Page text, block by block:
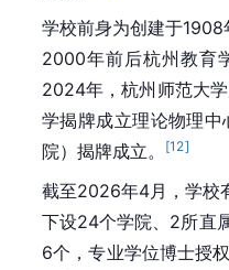
学校前身为创建于
2000年前后杭州教育
2024年，杭州师范大学
学揭牌成立理论物理中
院）揭牌成立。
[12]
截至2026年4月，学校
下设24个学院、2所直
6个，专业学位博士授